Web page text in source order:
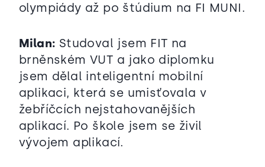
olympiády až po štúdium na FI MUNI.
Milan: Studoval jsem FIT na
brněnském VUT a jako diplomku
jsem dělal inteligentní mobilní
aplikaci, která se umisťovala v
žebříčcích nejstahovanějších
aplikací. Po škole jsem se živil
vývojem aplikací.